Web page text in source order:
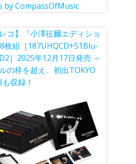
by CompassOfMusic
レコ】『小澤征爾エディショ
枚組［187UHQCD+51Blu-
］2025年12月17日発売 ～
の枠を超え、初出TOKYO
収録！